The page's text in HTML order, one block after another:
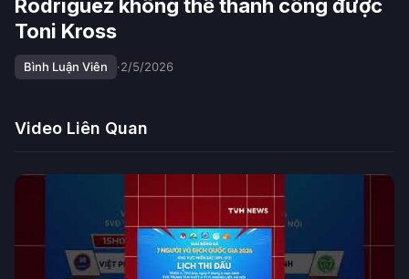
Rodriguez không thể thành công được
Toni Kross
Bình Luận Viên ·2/5/2026
Video Liên Quan